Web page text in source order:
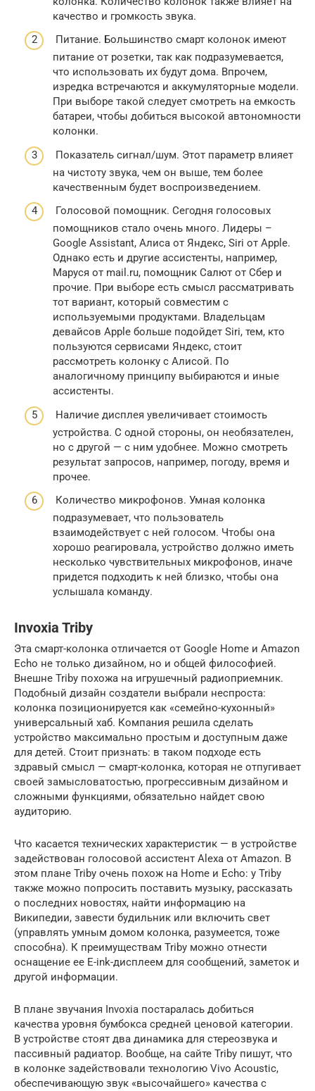
качество и громкость звука.
Питание. Большинство смарт колонок имеют
питание от розетки, так как подразумевается,
что использовать их будут дома. Впрочем,
изредка встречаются и аккумуляторные модели.
При выборе такой следует смотреть на емкость
батареи, чтобы добиться высокой автономности
колонки.
Показатель сигнал/шум. Этот параметр влияет
на чистоту звука, чем он выше, тем более
качественным будет воспроизведением.
Голосовой помощник. Сегодня голосовых
помощников стало очень много. Лидеры –
Google Assistant, Алиса от Яндекс, Siri от Apple.
Однако есть и другие ассистенты, например,
Маруся от mail.ru, помощник Салют от Сбер и
прочие. При выборе есть смысл рассматривать
тот вариант, который совместим с
используемыми продуктами. Владельцам
девайсов Apple больше подойдет Siri, тем, кто
пользуются сервисами Яндекс, стоит
рассмотреть колонку с Алисой. По
аналогичному принципу выбираются и иные
ассистенты.
Наличие дисплея увеличивает стоимость
устройства. С одной стороны, он необязателен,
но с другой — с ним удобнее. Можно смотреть
результат запросов, например, погоду, время и
прочее.
Количество микрофонов. Умная колонка
подразумевает, что пользователь
взаимодействует с ней голосом. Чтобы она
хорошо реагировала, устройство должно иметь
несколько чувствительных микрофонов, иначе
придется подходить к ней близко, чтобы она
услышала команду.
Invoxia Triby
Эта смарт-колонка отличается от Google Home и Amazon
Echo не только дизайном, но и общей философией.
Внешне Triby похожа на игрушечный радиоприемник.
Подобный дизайн создатели выбрали неспроста:
колонка позиционируется как «семейно-кухонный»
универсальный хаб. Компания решила сделать
устройство максимально простым и доступным даже
для детей. Стоит признать: в таком подходе есть
здравый смысл — смарт-колонка, которая не отпугивает
своей замысловатостью, прогрессивным дизайном и
сложными функциями, обязательно найдет свою
аудиторию.
Что касается технических характеристик — в устройстве
задействован голосовой ассистент Alexa от Amazon. В
этом плане Triby очень похож на Home и Echo: у Triby
также можно попросить поставить музыку, рассказать
о последних новостях, найти информацию на
Википедии, завести будильник или включить свет
(управлять умным домом колонка, разумеется, тоже
способна). К преимуществам Triby можно отнести
оснащение ее E-ink-дисплеем для сообщений, заметок и
другой информации.
В плане звучания Invoxia постаралась добиться
качества уровня бумбокса средней ценовой категории.
В устройстве стоят два динамика для стереозвука и
пассивный радиатор. Вообще, на сайте Triby пишут, что
в колонке задействовали технологию Vivo Acoustic,
обеспечивающую звук «высочайшего» качества с